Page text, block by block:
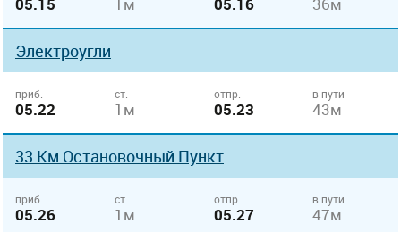
Электроугли
приб.
05.22
ст.
1м
отпр.
05.23
в пути
43м
33 Км Остановочный Пункт
приб.
05.26
ст.
1м
отпр.
05.27
в пути
47м